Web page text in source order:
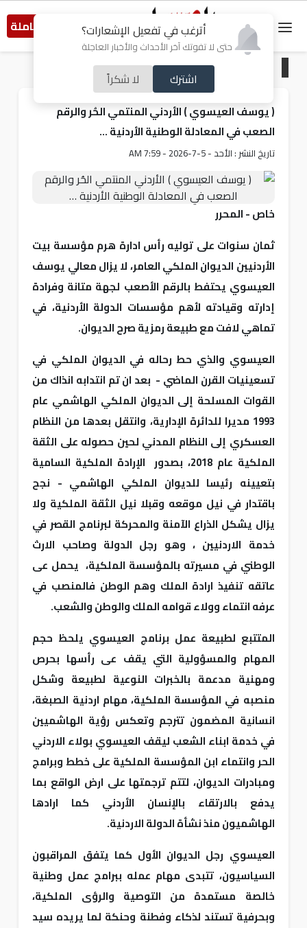
أترغب في تفعيل الإشعارات؟
حتى لا تفوتك آخر الأحداث والأخبار العاجلة
اشترك لا شكراً
النسخة الكاملة
ملفات ساخنة
( يوسف العيسوي ) الأردني المنتمي الحُر والرقم
الصعب في المعادلة الوطنية الأردنية …
تاريخ النشر : الأحد - 5-7-2026 - 7:59 AM
خاص - المحرر
ثمان سنوات على توليه رأس ادارة هرم مؤسسة بيت
الأردنيين الديوان الملكي العامر، لا يزال معالي يوسف
العيسوي يحتفط بالرقم الأصعب لجهة متانة وفرادة
إدارته وقيادته لأهم مؤسسات الدولة الأردنية، في
تماهي لافت مع طبيعة رمزية صرح الديوان.
العيسوي والذي حط رحاله في الديوان الملكي في
تسعينيات القرن الماضي - بعد ان تم انتدابه انذاك من
القوات المسلحة إلى الديوان الملكي الهاشمي عام
1993 مديرا للدائرة الإدارية، وانتقل بعدها من النظام
العسكري إلى النظام المدني لحين حصوله على الثقة
الملكية عام 2018، بصدور الإرادة الملكية السامية
بتعيينه رئيسا للديوان الملكي الهاشمي - نجح
باقتدار في نيل موقعه وقبلا نيل الثقة الملكية ولا
يزال يشكل الذراع الآمنة والمحركة لبرنامج القصر في
خدمة الاردنيين ، وهو رجل الدولة وصاحب الارث
الوطني في مسيرته بالمؤسسة الملكية، يحمل عى
عاتقه تنفيذ ارادة الملك وهم الوطن فالمنصب في
عرفه انتماء وولاء قوامه الملك والوطن والشعب.
المتتبع لطبيعة عمل برنامج العيسوي يلحظ حجم
المهام والمسؤولية التي يقف عى رأسها بحرص
ومهنية مدعمة بالخبرات النوعية لطبيعة وشكل
منصبه في المؤسسة الملكية، مهام اردنية الصبغة،
انسانية المضمون تترجم وتعكس رؤية الهاشميين
في خدمة ابناء الشعب ليقف العيسوي بولاء الاردني
الحر وانتماء ابن المؤسسة الملكية على خطط وبرامج
ومبادرات الديوان، لتتم ترجمتها على ارض الواقع بما
يدفع بالارتقاء بالإنسان الأردني كما ارادها
الهاشميون منذ نشأة الدولة الاردنية.
العيسوي رجل الديوان الأول كما يتفق المراقبون
السياسيون، تتبدى مهام عمله ببرامج عمل وطنية
خالصة مستمدة من التوصية والرؤى الملكية،
وبحرفية تستند لذكاء وفطنة وحنكة لما يريده سيد